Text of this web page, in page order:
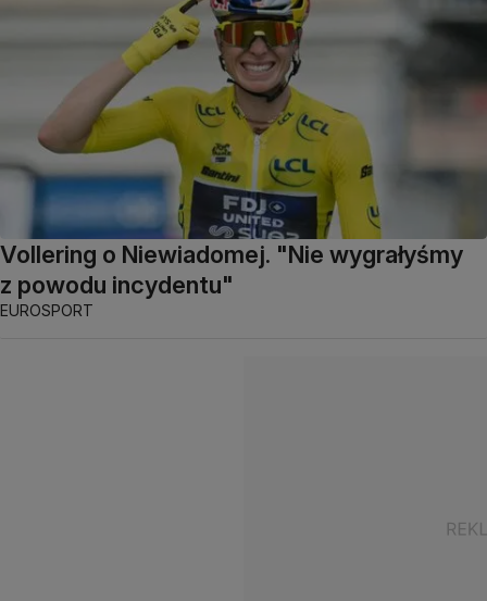
Vollering o Niewiadomej. "Nie wygrałyśmy
z powodu incydentu"
EUROSPORT